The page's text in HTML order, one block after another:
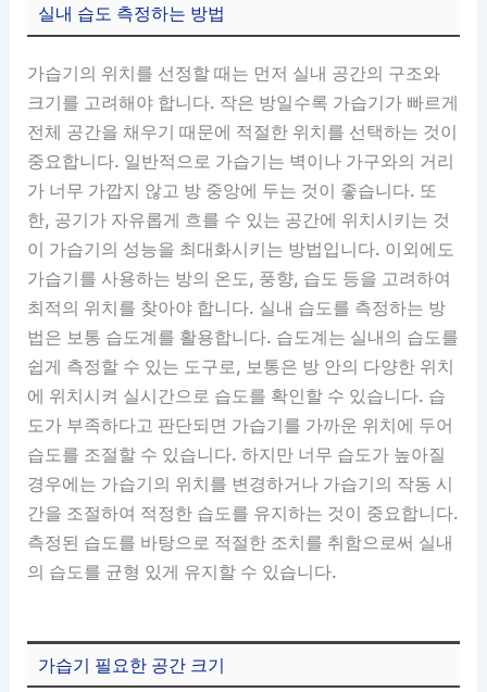
실내 습도 측정하는 방법
가습기의 위치를 선정할 때는 먼저 실내 공간의 구조와
크기를 고려해야 합니다. 작은 방일수록 가습기가 빠르게
전체 공간을 채우기 때문에 적절한 위치를 선택하는 것이
중요합니다. 일반적으로 가습기는 벽이나 가구와의 거리
가 너무 가깝지 않고 방 중앙에 두는 것이 좋습니다. 또
한, 공기가 자유롭게 흐를 수 있는 공간에 위치시키는 것
이 가습기의 성능을 최대화시키는 방법입니다. 이외에도
가습기를 사용하는 방의 온도, 풍향, 습도 등을 고려하여
최적의 위치를 찾아야 합니다. 실내 습도를 측정하는 방
법은 보통 습도계를 활용합니다. 습도계는 실내의 습도를
쉽게 측정할 수 있는 도구로, 보통은 방 안의 다양한 위치
에 위치시켜 실시간으로 습도를 확인할 수 있습니다. 습
도가 부족하다고 판단되면 가습기를 가까운 위치에 두어
습도를 조절할 수 있습니다. 하지만 너무 습도가 높아질
경우에는 가습기의 위치를 변경하거나 가습기의 작동 시
간을 조절하여 적정한 습도를 유지하는 것이 중요합니다.
측정된 습도를 바탕으로 적절한 조치를 취함으로써 실내
의 습도를 균형 있게 유지할 수 있습니다.
가습기 필요한 공간 크기